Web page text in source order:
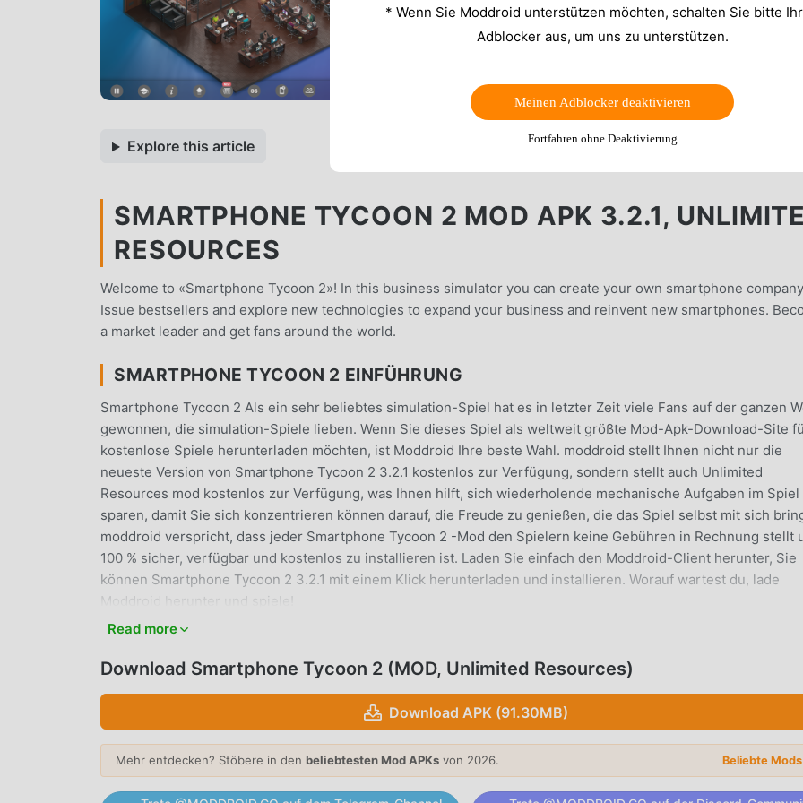
Explore this article
SMARTPHONE TYCOON 2 MOD APK 3.2.1,
RESOURCES
Welcome to «Smartphone Tycoon 2»! In this business simulator you can create your own smartphone
Issue bestsellers and explore new technologies to expand your business and reinvent new smartphones.
a market leader and get fans around the world.
SMARTPHONE TYCOON 2 EINFÜHRUNG
Smartphone Tycoon 2 Als ein sehr beliebtes simulation-Spiel hat es in letzter Zeit viele Fans auf der ganzen
gewonnen, die simulation-Spiele lieben. Wenn Sie dieses Spiel als weltweit größte Mod-Apk-Download-Site
kostenlose Spiele herunterladen möchten, ist Moddroid Ihre beste Wahl. moddroid stellt Ihnen nicht nur die
neueste Version von Smartphone Tycoon 2 3.2.1 kostenlos zur Verfügung, sondern stellt auch Unlimited
Resources mod kostenlos zur Verfügung, was Ihnen hilft, sich wiederholende mechanische Aufgaben im Spiel
sparen, damit Sie sich konzentrieren können darauf, die Freude zu genießen, die das Spiel selbst mit sich
moddroid verspricht, dass jeder Smartphone Tycoon 2 -Mod den Spielern keine Gebühren in Rechnung stellt
100 % sicher, verfügbar und kostenlos zu installieren ist. Laden Sie einfach den Moddroid-Client herunter, Sie
können Smartphone Tycoon 2 3.2.1 mit einem Klick herunterladen und installieren. Worauf wartest du, lade
Moddroid herunter und spiele!
Smartphone Tycoon 2 Als beliebtes simulation-Spiel hat ihm sein einzigartiges Gameplay geholfen, eine große
Anzahl von Fans auf der ganzen Welt zu gewinnen. Im Gegensatz zu herkömmlichen simulation-Spielen
Sie in Smartphone Tycoon 2 nur das Anfänger-Tutorial durchgehen, sodass Sie ganz einfach mit dem gesamten
Spiel beginnen und die Freude genießen können, die die klassischen simulation-Spiele bringen Smartphone
Tycoon 2 3.2.1. Gleichzeitig hat moddroid speziell eine Plattform für simulation-Spieleliebhaber aufgebaut, die
Read more
Download Smartphone Tycoon 2 (MOD, Unlimited Resources)
Download APK (91.30MB)
Mehr entdecken? Stöbere in den beliebtesten Mod APKs von 2026. Beliebte
* Wenn Sie Moddroid unterstützen möchten, schalten Sie bitte
Adblocker aus, um uns zu unterstützen.
Meinen Adblocker deaktivieren
Fortfahren ohne Deaktivierung